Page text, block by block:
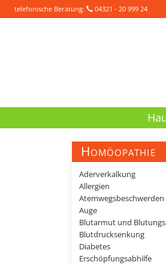
telefonische Beratung: 04321 - 20 999 24
Homöopathie
Aderverkalkung
Allergien
Atemwegsbeschwerden
Auge
Blutarmut und
Blutdrucksenkung
Diabetes
Erschöpfungsabhilfe